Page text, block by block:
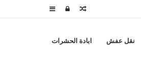
إضافةتسجيلمقال
نقل عفش ابادة الحشرات